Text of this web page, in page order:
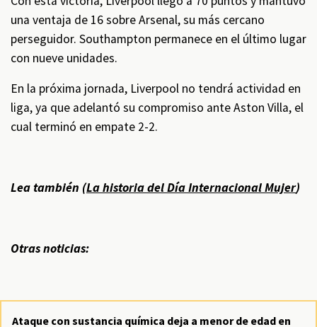
una ventaja de 16 sobre Arsenal, su más cercano
perseguidor. Southampton permanece en el último lugar
con nueve unidades.
En la próxima jornada, Liverpool no tendrá actividad en
liga, ya que adelantó su compromiso ante Aston Villa, el
cual terminó en empate 2-2.
Lea también (La historia del Día Internacional Mujer)
Otras noticias:
Ataque con sustancia química deja a menor de edad en